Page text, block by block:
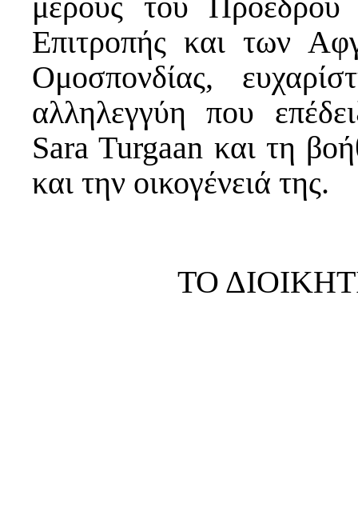
Επιτροπής και των
Ομοσπονδίας,
αλληλεγγύη που
Sara Turgaan και τη
και την οικογένειά της.
ΤΟ